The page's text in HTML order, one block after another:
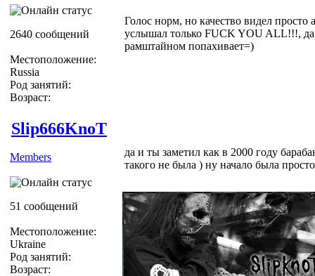
2640 сообщений
Местоположение:
Russia
Род занятий:
Возраст:
Голос норм, но качество видел просто
услышал только FUCK YOU ALL!!!,
рамштайном попахивает=)
Slip666KnoT
Members
51 сообщений
Местоположение:
Ukraine
Род занятий:
Возраст:
да и ты заметил как в 2000 году
такого не была ) ну начало была